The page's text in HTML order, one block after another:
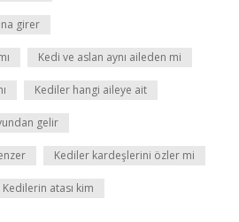
girer
Kedi ve aslan aynı aileden mi
Kediler hangi aileye ait
gelir
Kediler kardeşlerini özler mi
Kedilerin atası kim